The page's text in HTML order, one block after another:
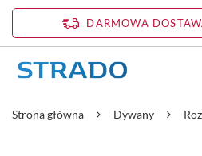
DARMOWA
Strona główna Dywany